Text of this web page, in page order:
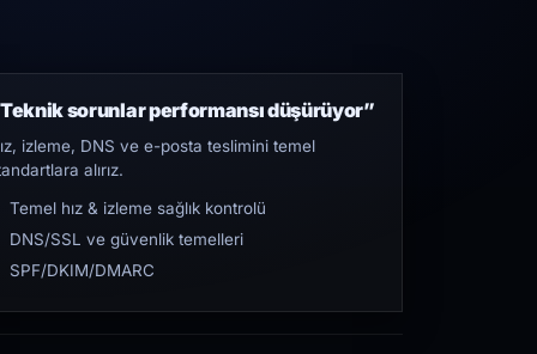
sorunlar performansı düşürüyor”
izleme, DNS ve e-posta teslimini temel
alırız.
Temel hız & izleme sağlık kontrolü
DNS/SSL ve güvenlik temelleri
SPF/DKIM/DMARC